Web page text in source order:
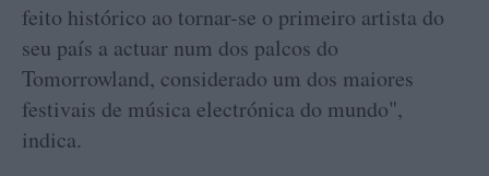
feito histórico ao tornar-se o primeiro artista do
seu país a actuar num dos palcos do
Tomorrowland, considerado um dos maiores
festivais de música electrónica do mundo",
indica.